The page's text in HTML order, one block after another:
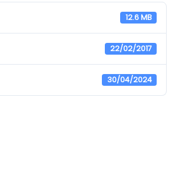
12.6 MB
22/02/2017
30/04/2024